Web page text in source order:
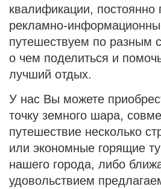
квалификации,
рекламно-
путешествуем по разным
о чем поделиться и
лучший отдых.
У нас Вы можете
точку земного шара,
путешествие несколько
или экономные горящие
нашего города, либо
удовольствием